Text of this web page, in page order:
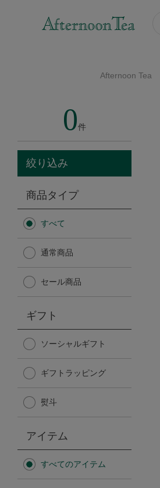
ソーシャルギフト
カタログギフト
Afternoon Tea TEAROOM
Afternoon Tea TEAROOM
日傘
保冷バッグ
無重力シリーズ
Afternoon Tea
0件
絞り込み
商品タイプ
すべて
通常商品
セール商品
ギフト
ソーシャルギフト
ギフトラッピング
熨斗
アイテム
すべてのアイテム